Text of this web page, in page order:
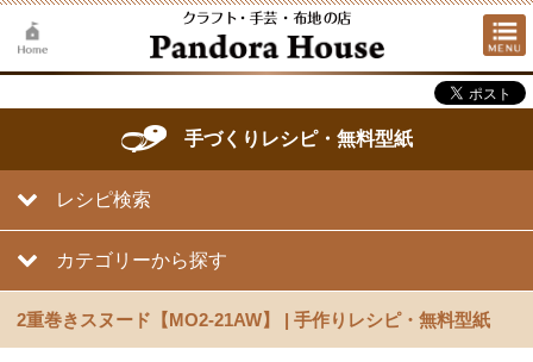
手づくりレシピ・無料型紙
レシピ検索
カテゴリーから探す
2重巻きスヌード【MO2-21AW】 | 手作りレシピ・無料型紙